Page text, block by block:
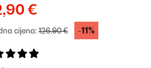
€
cijena:126,90 € -11%